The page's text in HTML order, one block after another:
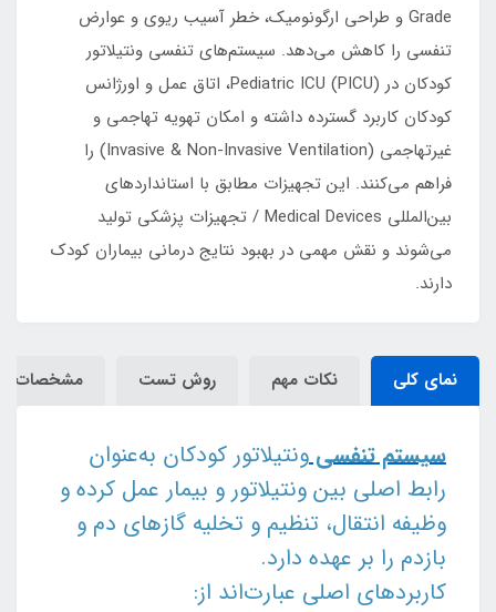
Grade و طراحی ارگونومیک، خطر آسیب ریوی و عوارض
تنفسی را کاهش می‌دهد. سیستم‌های تنفسی ونتیلاتور
کودکان در Pediatric ICU (PICU)، اتاق عمل و اورژانس
کودکان کاربرد گسترده داشته و امکان تهویه تهاجمی و
غیرتهاجمی (Invasive & Non-Invasive Ventilation) را
فراهم می‌کنند. این تجهیزات مطابق با استانداردهای
بین‌المللی Medical Devices / تجهیزات پزشکی تولید
می‌شوند و نقش مهمی در بهبود نتایج درمانی بیماران کودک
دارند.
نمای کلی نکات مهم روش تست مشخصات
سیستم تنفسیونتیلاتور کودکان به‌عنوان
رابط اصلی بین ونتیلاتور و بیمار عمل کرده و
وظیفه انتقال، تنظیم و تخلیه گازهای دم و
بازدم را بر عهده دارد.
کاربردهای اصلی عبارت‌اند از: